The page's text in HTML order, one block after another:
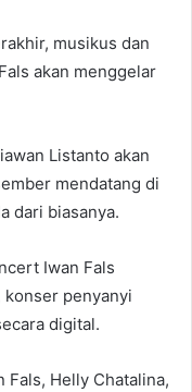
musikus dan
akan menggelar
Listanto akan
mendatang di
dari biasanya.
Iwan Fals
konser penyanyi
digital.
Helly Chatalina,